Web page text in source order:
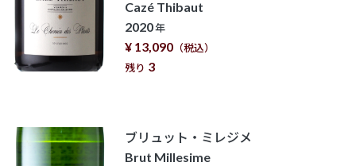
Cazé Thibaut
2020年
¥ 13,090 （税込）
残り 3
ブリュット・ミレジメ
Brut Millesime